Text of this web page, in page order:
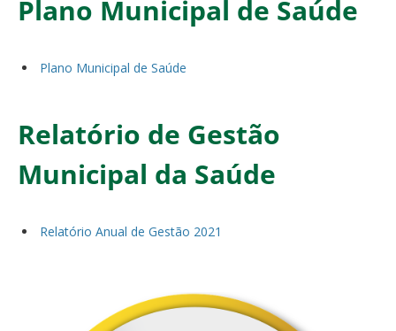
Plano Municipal de Saúde
Plano Municipal de Saúde
Relatório de Gestão
Municipal da Saúde
Relatório Anual de Gestão 2021